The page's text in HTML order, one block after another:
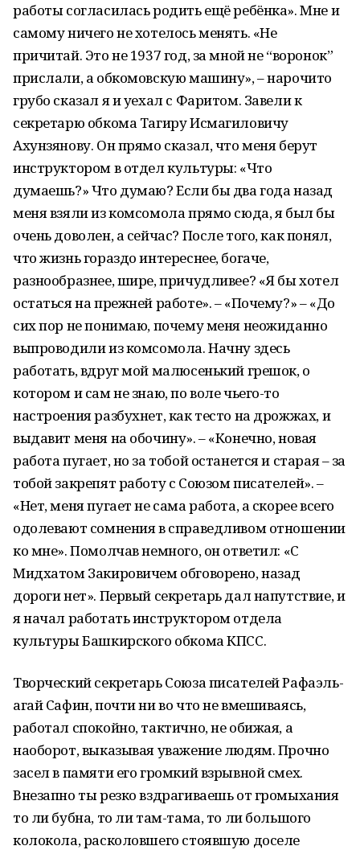
работы согласилась родить ещё ребёнка». Мне и
самому ничего не хотелось менять. «Не
причитай. Это не 1937 год, за мной не “воронок”
прислали, а обкомовскую машину», – нарочито
грубо сказал я и уехал с Фаритом. Завели к
секретарю обкома Тагиру Исмагиловичу
Ахунзянову. Он прямо сказал, что меня берут
инструктором в отдел культуры: «Что
думаешь?» Что думаю? Если бы два года назад
меня взяли из комсомола прямо сюда, я был бы
очень доволен, а сейчас? После того, как понял,
что жизнь гораздо интереснее, богаче,
разнообразнее, шире, причудливее? «Я бы хотел
остаться на прежней работе». – «Почему?» – «До
сих пор не понимаю, почему меня неожиданно
выпроводили из комсомола. Начну здесь
работать, вдруг мой малюсенький грешок, о
котором и сам не знаю, по воле чьего-то
настроения разбухнет, как тесто на дрожжах, и
выдавит меня на обочину». – «Конечно, новая
работа пугает, но за тобой останется и старая – за
тобой закрепят работу с Союзом писателей». –
«Нет, меня пугает не сама работа, а скорее всего
одолевают сомнения в справедливом отношении
ко мне». Помолчав немного, он ответил: «С
Мидхатом Закировичем обговорено, назад
дороги нет». Первый секретарь дал напутствие, и
я начал работать инструктором отдела
культуры Башкирского обкома КПСС.
Творческий секретарь Союза писателей Рафаэль-
агай Сафин, почти ни во что не вмешиваясь,
работал спокойно, тактично, не обижая, а
наоборот, выказывая уважение людям. Прочно
засел в памяти его громкий взрывной смех.
Внезапно ты резко вздрагиваешь от громыхания
то ли бубна, то ли там-тама, то ли большого
колокола, расколовшего стоявшую доселе